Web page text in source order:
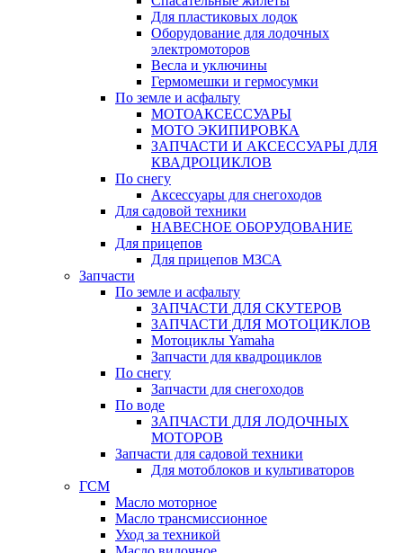
Для пластиковых лодок
Оборудование для лодочных
электромоторов
Весла и уключины
Гермомешки и гермосумки
По земле и асфальту
МОТОАКСЕССУАРЫ
МОТО ЭКИПИРОВКА
ЗАПЧАСТИ И АКСЕССУАРЫ ДЛЯ
КВАДРОЦИКЛОВ
По снегу
Аксессуары для снегоходов
Для садовой техники
НАВЕСНОЕ ОБОРУДОВАНИЕ
Для прицепов
Для прицепов МЗСА
Запчасти
По земле и асфальту
ЗАПЧАСТИ ДЛЯ СКУТЕРОВ
ЗАПЧАСТИ ДЛЯ МОТОЦИКЛОВ
Мотоциклы Yamaha
Запчасти для квадроциклов
По снегу
Запчасти для снегоходов
По воде
ЗАПЧАСТИ ДЛЯ ЛОДОЧНЫХ
МОТОРОВ
Запчасти для садовой техники
Для мотоблоков и культиваторов
ГСМ
Масло моторное
Масло трансмиссионное
Уход за техникой